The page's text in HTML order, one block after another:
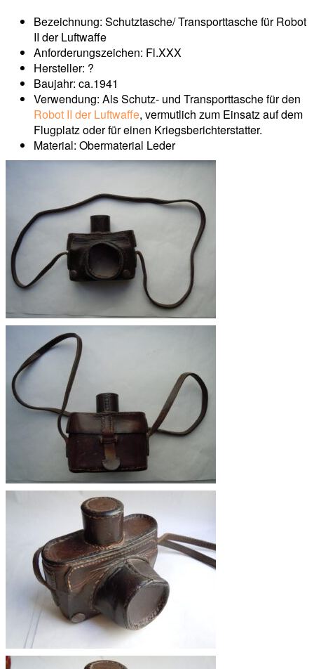
Bezeichnung: Schutztasche/ Transporttasche für Robot
II der Luftwaffe
Anforderungszeichen: Fl.XXX
Hersteller: ?
Baujahr: ca.1941
Verwendung: Als Schutz- und Transporttasche für den
Robot II der Luftwaffe, vermutlich zum Einsatz auf dem
Flugplatz oder für einen Kriegsberichterstatter.
Material: Obermaterial Leder